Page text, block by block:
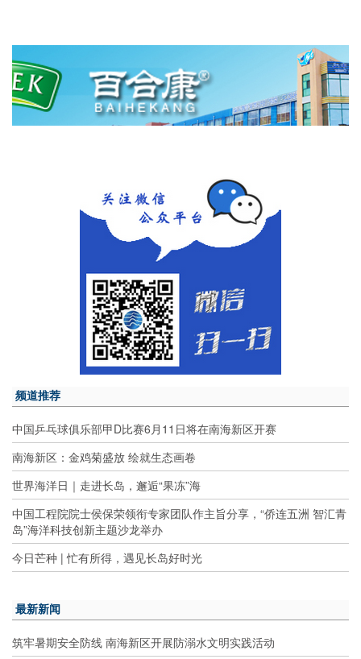
频道推荐
中国乒乓球俱乐部甲D比赛6月11日将在南海新区开赛
南海新区：金鸡菊盛放 绘就生态画卷
世界海洋日｜走进长岛，邂逅“果冻”海
中国工程院院士侯保荣领衔专家团队作主旨分享，“侨连五洲 智汇青
岛”海洋科技创新主题沙龙举办
今日芒种 | 忙有所得，遇见长岛好时光
最新新闻
筑牢暑期安全防线 南海新区开展防溺水文明实践活动